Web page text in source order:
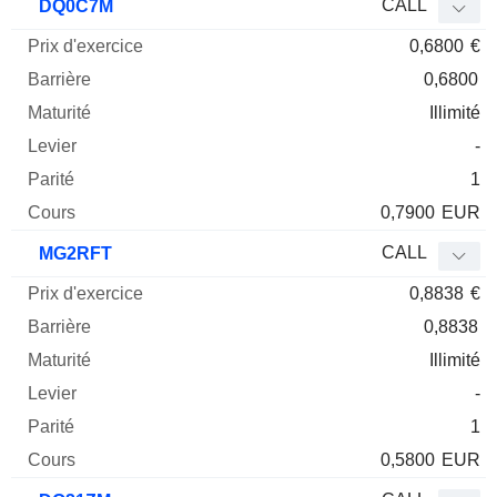
DQ0C7M CALL
0,6800 €
0,6800
Illimité
-
1
0,7900 EUR
MG2RFT CALL
0,8838 €
0,8838
Illimité
-
1
0,5800 EUR